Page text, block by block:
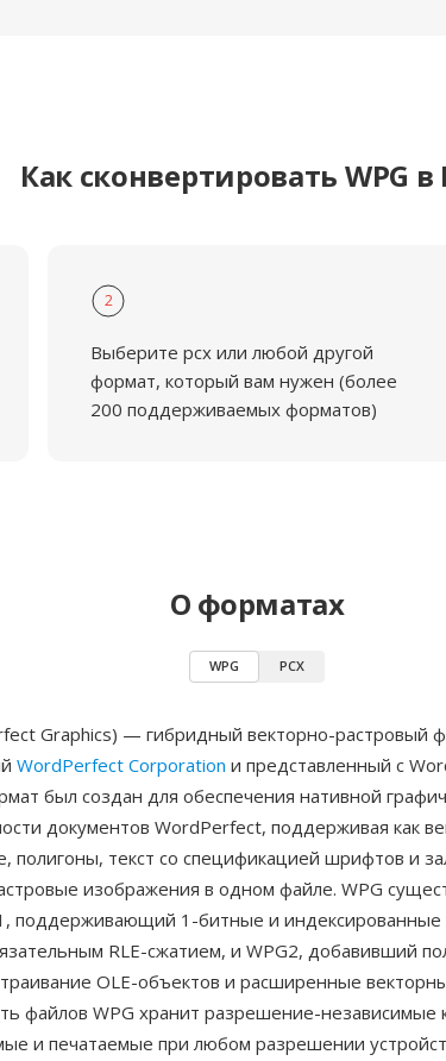
Как сконвертировать WPG в
2
Выберите pcx или любой другой
формат, который вам нужен (более
200 поддерживаемых форматов)
О форматах
WPG PCX
Graphics) — гибридный векторно-растровый
WordPerfect Corporation и представленный с
был создан для обеспечения нативной
документов WordPerfect, поддерживая как
полигоны, текст со спецификацией шрифтов и
изображения в одном файле. WPG
поддерживающий 1-битные и индексированные
RLE-сжатием, и WPG2, добавивший
OLE-объектов и расширенные
файлов WPG хранит разрешение-независимые
и печатаемые при любом разрешении